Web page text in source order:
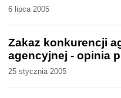
6 lipca 2005
Zakaz konkurencji
agencyjnej - opinia
25 stycznia 2005